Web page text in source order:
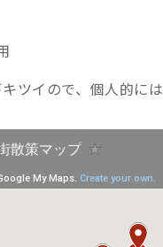
ツイので、個人的には